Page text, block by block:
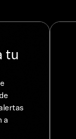
tu
a